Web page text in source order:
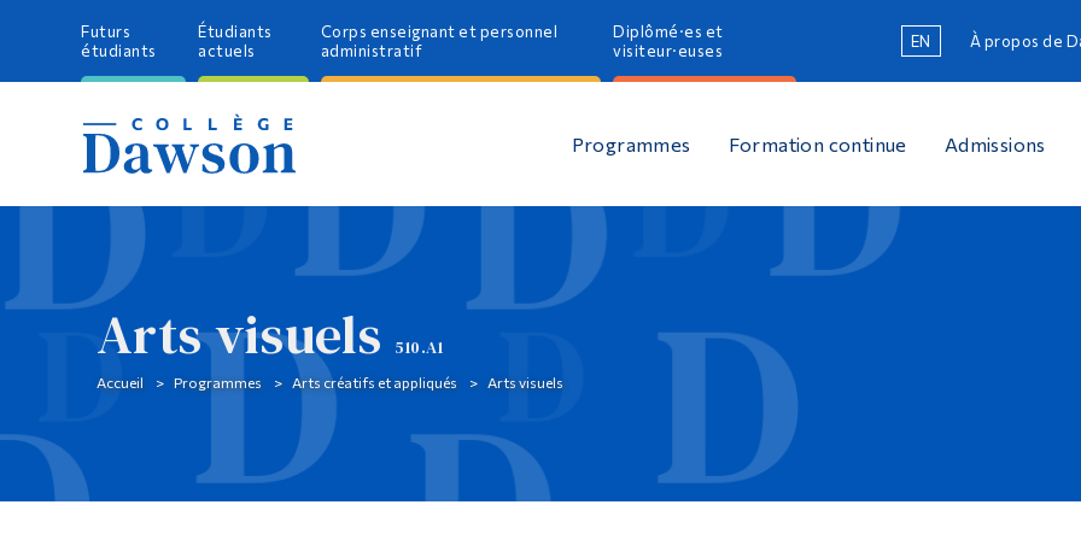
Futurs
étudiants
Étudiants
actuels
Corps enseignant et personnel
administratif
Diplômé·es et
visiteur·euses
EN À propos de
Programmes Formation continue Admissions
Arts visuels 510.A1
Accueil Programmes Arts créatifs et appliqués Arts visuels